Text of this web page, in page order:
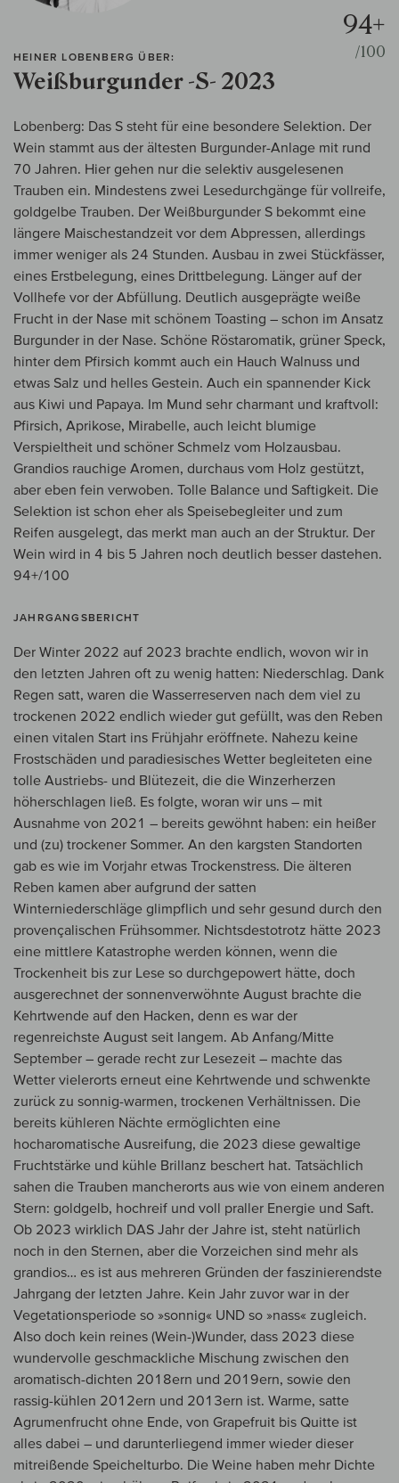
HEINER LOBENBERG ÜBER:
Weißburgunder -S- 2023
94+
/100
Lobenberg: Das S steht für eine besondere Selektion. Der
Wein stammt aus der ältesten Burgunder-Anlage mit rund
70 Jahren. Hier gehen nur die selektiv ausgelesenen
Trauben ein. Mindestens zwei Lesedurchgänge für vollreife,
goldgelbe Trauben. Der Weißburgunder S bekommt eine
längere Maischestandzeit vor dem Abpressen, allerdings
immer weniger als 24 Stunden. Ausbau in zwei Stückfässer,
eines Erstbelegung, eines Drittbelegung. Länger auf der
Vollhefe vor der Abfüllung. Deutlich ausgeprägte weiße
Frucht in der Nase mit schönem Toasting – schon im Ansatz
Burgunder in der Nase. Schöne Röstaromatik, grüner Speck,
hinter dem Pfirsich kommt auch ein Hauch Walnuss und
etwas Salz und helles Gestein. Auch ein spannender Kick
aus Kiwi und Papaya. Im Mund sehr charmant und kraftvoll:
Pfirsich, Aprikose, Mirabelle, auch leicht blumige
Verspieltheit und schöner Schmelz vom Holzausbau.
Grandios rauchige Aromen, durchaus vom Holz gestützt,
aber eben fein verwoben. Tolle Balance und Saftigkeit. Die
Selektion ist schon eher als Speisebegleiter und zum
Reifen ausgelegt, das merkt man auch an der Struktur. Der
Wein wird in 4 bis 5 Jahren noch deutlich besser dastehen.
94+/100
JAHRGANGSBERICHT
Der Winter 2022 auf 2023 brachte endlich, wovon wir in
den letzten Jahren oft zu wenig hatten: Niederschlag. Dank
Regen satt, waren die Wasserreserven nach dem viel zu
trockenen 2022 endlich wieder gut gefüllt, was den Reben
einen vitalen Start ins Frühjahr eröffnete. Nahezu keine
Frostschäden und paradiesisches Wetter begleiteten eine
tolle Austriebs- und Blütezeit, die die Winzerherzen
höherschlagen ließ. Es folgte, woran wir uns – mit
Ausnahme von 2021 – bereits gewöhnt haben: ein heißer
und (zu) trockener Sommer. An den kargsten Standorten
gab es wie im Vorjahr etwas Trockenstress. Die älteren
Reben kamen aber aufgrund der satten
Winterniederschläge glimpflich und sehr gesund durch den
provençalischen Frühsommer. Nichtsdestotrotz hätte 2023
eine mittlere Katastrophe werden können, wenn die
Trockenheit bis zur Lese so durchgepowert hätte, doch
ausgerechnet der sonnenverwöhnte August brachte die
Kehrtwende auf den Hacken, denn es war der
regenreichste August seit langem. Ab Anfang/Mitte
September – gerade recht zur Lesezeit – machte das
Wetter vielerorts erneut eine Kehrtwende und schwenkte
zurück zu sonnig-warmen, trockenen Verhältnissen. Die
bereits kühleren Nächte ermöglichten eine
hocharomatische Ausreifung, die 2023 diese gewaltige
Fruchtstärke und kühle Brillanz beschert hat. Tatsächlich
sahen die Trauben mancherorts aus wie von einem anderen
Stern: goldgelb, hochreif und voll praller Energie und Saft.
Ob 2023 wirklich DAS Jahr der Jahre ist, steht natürlich
noch in den Sternen, aber die Vorzeichen sind mehr als
grandios… es ist aus mehreren Gründen der faszinierendste
Jahrgang der letzten Jahre. Kein Jahr zuvor war in der
Vegetationsperiode so »sonnig« UND so »nass« zugleich.
Also doch kein reines (Wein-)Wunder, dass 2023 diese
wundervolle geschmackliche Mischung zwischen den
aromatisch-dichten 2018ern und 2019ern, sowie den
rassig-kühlen 2012ern und 2013ern ist. Warme, satte
Agrumenfrucht ohne Ende, von Grapefruit bis Quitte ist
alles dabei – und darunterliegend immer wieder dieser
mitreißende Speichelturbo. Die Weine haben mehr Dichte